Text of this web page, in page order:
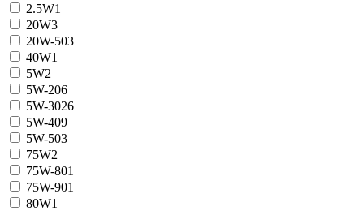
2.5W1
20W3
20W-503
40W1
5W2
5W-206
5W-3026
5W-409
5W-503
75W2
75W-801
75W-901
80W1